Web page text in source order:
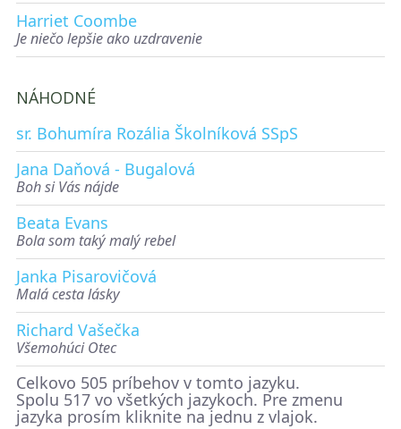
Harriet Coombe
Je niečo lepšie ako uzdravenie
NÁHODNÉ
sr. Bohumíra Rozália Školníková SSpS
Jana Daňová - Bugalová
Boh si Vás nájde
Beata Evans
Bola som taký malý rebel
Janka Pisarovičová
Malá cesta lásky
Richard Vašečka
Všemohúci Otec
Celkovo 505 príbehov v tomto jazyku.
Spolu 517 vo všetkých jazykoch. Pre zmenu
jazyka prosím kliknite na jednu z vlajok.